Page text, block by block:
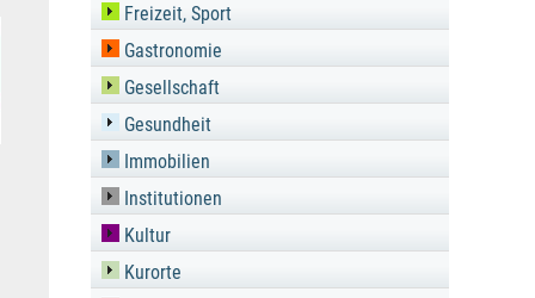
Freizeit, Sport
Gastronomie
Gesellschaft
Gesundheit
Immobilien
Institutionen
Kultur
Kurorte